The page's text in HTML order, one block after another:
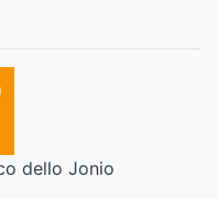
dello Jonio